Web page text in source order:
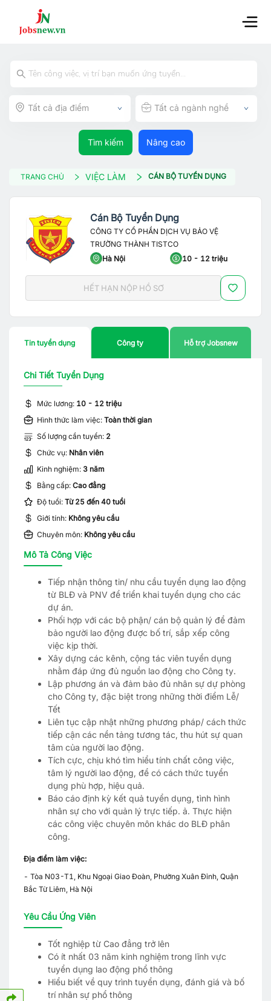
Tất cả địa điểm Tất cả ngành nghề
Tìm kiếm Nâng cao
TRANG CHỦ VIỆC LÀM CÁN BỘ TUYỂN DỤNG
Cán Bộ Tuyển Dụng
CÔNG TY CỔ PHẦN DỊCH VỤ BẢO VỆ
TRƯỜNG THÀNH TISTCO
Hà Nội
10 - 12 triệu
HẾT HẠN NỘP HỒ SƠ
Tin tuyển dụng Công ty Hỗ trợ Jobsnew
Chi Tiết Tuyển Dụng
Mức lương: 10 - 12 triệu
Hình thức làm việc: Toàn thời gian
Số lượng cần tuyển: 2
Chức vụ: Nhân viên
Kinh nghiệm: 3 năm
Bằng cấp: Cao đẳng
Độ tuổi: Từ 25 đến 40 tuổi
Giới tính: Không yêu cầu
Chuyên môn: Không yêu cầu
Mô Tả Công Việc
Tiếp nhận thông tin/ nhu cầu tuyển dụng lao động
từ BLĐ và PNV để triển khai tuyển dụng cho các
dự án.
Phối hợp với các bộ phận/ cán bộ quản lý để đảm
bảo người lao động được bố trí, sắp xếp công
việc kịp thời.
Xây dựng các kênh, cộng tác viên tuyển dụng
nhằm đáp ứng đủ nguồn lao động cho Công ty.
Lập phương án và đảm bảo đủ nhân sự dự phòng
cho Công ty, đặc biệt trong những thời điểm Lễ/
Tết
Liên tục cập nhật những phương pháp/ cách thức
tiếp cận các nền tảng tương tác, thu hút sự quan
tâm của người lao động.
Tích cực, chịu khó tìm hiểu tính chất công việc,
tâm lý người lao động, để có cách thức tuyển
dụng phù hợp, hiệu quả.
Báo cáo định kỳ kết quả tuyển dụng, tình hình
nhân sự cho với quản lý trực tiếp. ả. Thực hiện
các công việc chuyên môn khác do BLĐ phân
công.
Địa điểm làm việc:
- Tòa N03-T1, Khu Ngoại Giao Đoàn, Phường Xuân Đỉnh, Quận
Bắc Từ Liêm, Hà Nội
Yêu Cầu Ứng Viên
Tốt nghiệp từ Cao đẳng trở lên
Có ít nhất 03 năm kinh nghiệm trong lĩnh vực
tuyển dụng lao động phổ thông
Hiểu biết về quy trình tuyển dụng, đánh giá và bố
trí nhân sự phổ thông